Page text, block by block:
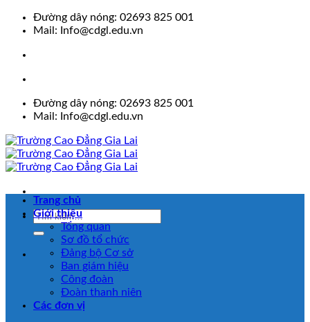
Skip
Đường dây nóng: 02693 825 001
Mail: Info@cdgl.edu.vn
Đường dây nóng: 02693 825 001
Mail: Info@cdgl.edu.vn
Trang chủ
Giới thiệu
Tổng quan
Sơ đồ tổ chức
Đảng bộ Cơ sở
Ban giám hiệu
Công đoàn
Đoàn thanh niên
Các đơn vị